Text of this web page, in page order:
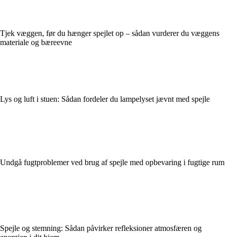
Tjek væggen, før du hænger spejlet op – sådan vurderer du væggens
materiale og bæreevne
Lys og luft i stuen: Sådan fordeler du lampelyset jævnt med spejle
Undgå fugtproblemer ved brug af spejle med opbevaring i fugtige rum
Spejle og stemning: Sådan påvirker refleksioner atmosfæren og